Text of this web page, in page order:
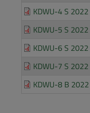
KDWU-4 S
KDWU-5 S
KDWU-6 S
KDWU-7 S
KDWU-8 B